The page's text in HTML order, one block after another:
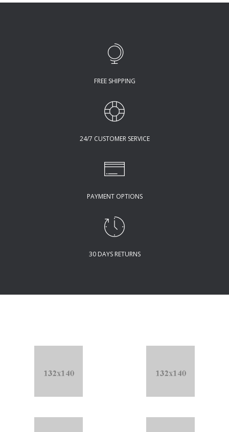
FREE SHIPPING
24/7 CUSTOMER SERVICE
PAYMENT OPTIONS
30 DAYS RETURNS